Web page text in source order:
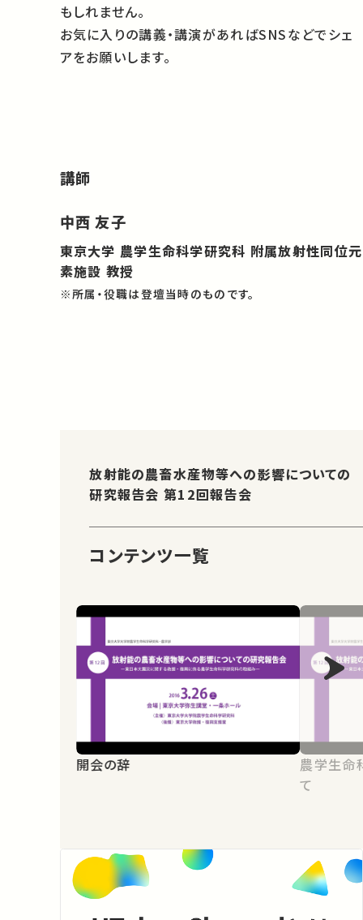
もしれません。
お気に入りの講義・講演があればSNSなどでシェ
アをお願いします。
講師
中西 友子
東京大学 農学生命科学研究科 附属放射性同位元
素施設 教授
※所属・役職は登壇当時のものです。
放射能の農畜水産物等への影響についての
研究報告会 第12回報告会
コンテンツ一覧
開会の辞
農学生命
て